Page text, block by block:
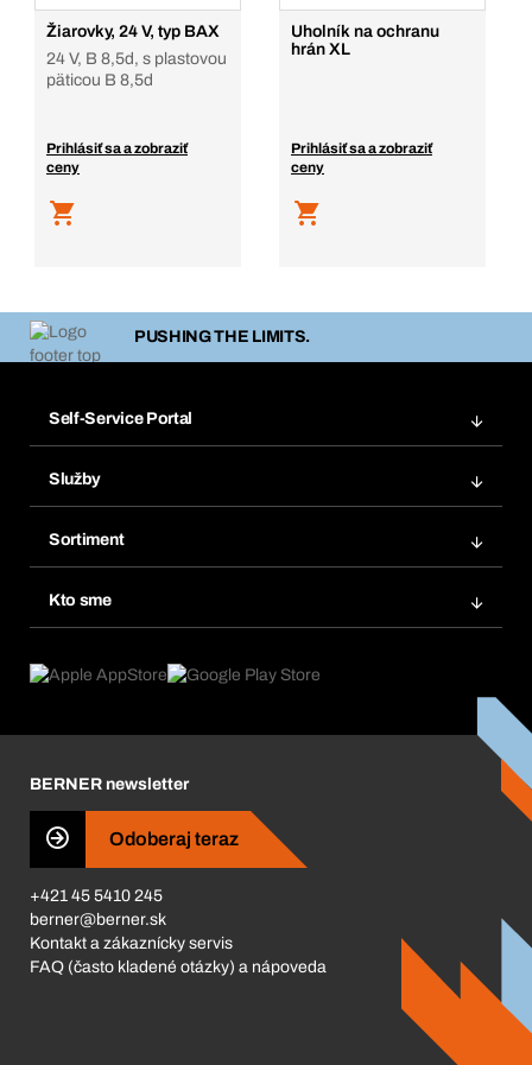
Žiarovky, 24 V, typ BAX
24 V, B 8,5d, s plastovou
päticou B 8,5d
Prihlásiť sa a zobraziť
ceny
Uholník na ochranu
hrán XL
Prihlásiť sa a zobraziť
ceny
PUSHING THE LIMITS.
Self-Service Portal
Obľúbené
Opakované objednávky
Predplatné
Služby
Chemická databáza
eProcurement
Produktový poradca
Sortiment
Kto sme
Čo nás poháňa
Business Conduct
BERNER newsletter
Odoberaj teraz
+421 45 5410 245
berner@berner.sk
Kontakt a zákaznícky servis
FAQ (často kladené otázky) a nápoveda